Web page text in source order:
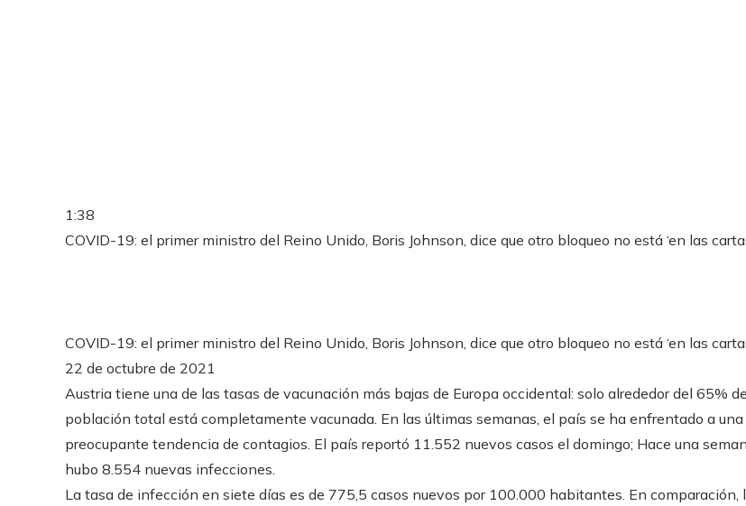
1:38
COVID-19: el primer ministro del Reino Unido, Boris Johnson, dice que otro bloqueo no está ‘en las
COVID-19: el primer ministro del Reino Unido, Boris Johnson, dice que otro bloqueo no está ‘en las
22 de octubre de 2021
Austria tiene una de las tasas de vacunación más bajas de Europa occidental: solo alrededor del 65%
población total está completamente vacunada. En las últimas semanas, el país se ha enfrentado a una
preocupante tendencia de contagios. El país reportó 11.552 nuevos casos el domingo; Hace una
hubo 8.554 nuevas infecciones.
La tasa de infección en siete días es de 775,5 casos nuevos por 100.000 habitantes. En comparación,